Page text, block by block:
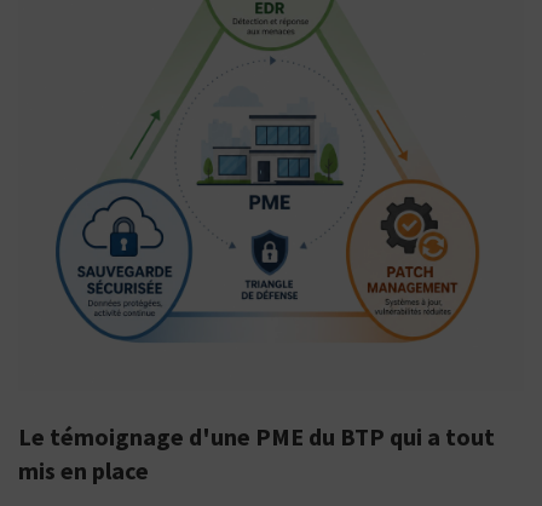
Le témoignage d'une PME du BTP qui a tout
mis en place